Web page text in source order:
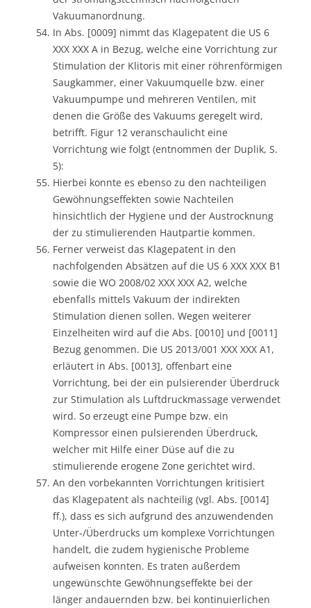
Vakuumanordnung.
In Abs. [0009] nimmt das Klagepatent die US 6
XXX XXX A in Bezug, welche eine Vorrichtung zur
Stimulation der Klitoris mit einer röhrenförmigen
Saugkammer, einer Vakuumquelle bzw. einer
Vakuumpumpe und mehreren Ventilen, mit
denen die Größe des Vakuums geregelt wird,
betrifft. Figur 12 veranschaulicht eine
Vorrichtung wie folgt (entnommen der Duplik, S.
5):
Hierbei konnte es ebenso zu den nachteiligen
Gewöhnungseffekten sowie Nachteilen
hinsichtlich der Hygiene und der Austrocknung
der zu stimulierenden Hautpartie kommen.
Ferner verweist das Klagepatent in den
nachfolgenden Absätzen auf die US 6 XXX XXX B1
sowie die WO 2008/02 XXX XXX A2, welche
ebenfalls mittels Vakuum der indirekten
Stimulation dienen sollen. Wegen weiterer
Einzelheiten wird auf die Abs. [0010] und [0011]
Bezug genommen. Die US 2013/001 XXX XXX A1,
erläutert in Abs. [0013], offenbart eine
Vorrichtung, bei der ein pulsierender Überdruck
zur Stimulation als Luftdruckmassage verwendet
wird. So erzeugt eine Pumpe bzw. ein
Kompressor einen pulsierenden Überdruck,
welcher mit Hilfe einer Düse auf die zu
stimulierende erogene Zone gerichtet wird.
An den vorbekannten Vorrichtungen kritisiert
das Klagepatent als nachteilig (vgl. Abs. [0014]
ff.), dass es sich aufgrund des anzuwendenden
Unter-/Überdrucks um komplexe Vorrichtungen
handelt, die zudem hygienische Probleme
aufweisen konnten. Es traten außerdem
ungewünschte Gewöhnungseffekte bei der
länger andauernden bzw. bei kontinuierlichen